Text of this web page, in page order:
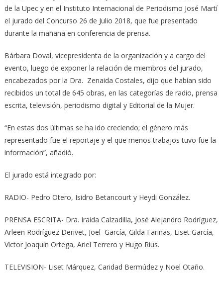
de la Upec y en el Instituto Internacional de Periodismo José Martí
el jurado del Concurso 26 de Julio 2018, que fue presentado
durante la mañana en conferencia de prensa.
Bárbara Doval, vicepresidenta de la organización y a cargo del
evento, luego de exponer la relación de miembros del jurado,
encabezados por la Dra. Zenaida Costales, dijo que habían sido
recibidos un total de 645 obras, en las categorías de radio, prensa
escrita, televisión, periodismo digital y Editorial de la Mujer.
“En estas dos últimas se ha ido creciendo; el género más
representado fue el reportaje y el que menos trabajos tuvo fue la
información”, añadió.
El jurado está integrado por:
RADIO- Pedro Otero, Isidro Betancourt y Heydi González.
PRENSA ESCRITA- Dra. Iraida Calzadilla, José Alejandro Rodríguez,
Arleen Rodríguez Derivet, Joel García, Gilda Fariñas, Liset García,
Víctor Joaquín Ortega, Ariel Terrero y Hugo Rius.
TELEVISION- Liset Márquez, Caridad Bermúdez y Noel Otaño.